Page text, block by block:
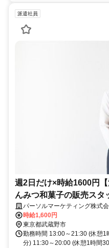
派遣社員
週2日だけ×時給1600円
んみつ和菓子の販売スタ
パーソルマーケティング株式
時給1,600円
東京都武蔵野市
勤務時間 13:00～21:30 (休憩
分) 11:30～20:00 (休憩1時間